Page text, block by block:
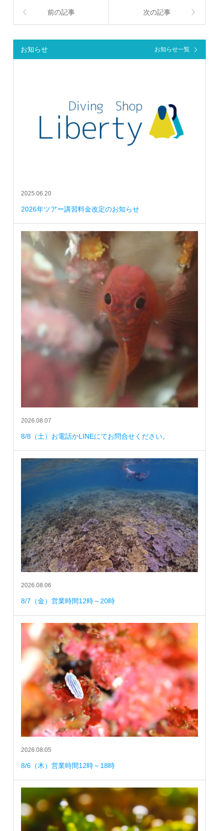
前の記事 次の記事
お知らせ お知らせ一覧
2025.06.20
2026年ツアー講習料金改定のお知らせ
2026.08.07
8/8（土）お電話かLINEにてお問合せください。
2026.08.06
8/7（金）営業時間12時～20時
2026.08.05
8/6（木）営業時間12時～18時